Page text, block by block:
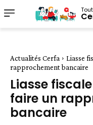
Actualités Cerfa
Liasse
rapprochement bancaire
Liasse
faire un
bancaire